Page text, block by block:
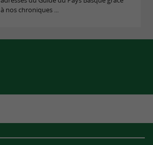
à nos chroniques ...